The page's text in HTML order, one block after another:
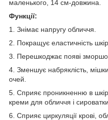
маленького, 14 см-довжина.
Функції:
1. Знімає напругу обличчя.
2. Покращує еластичність
3. Перешкоджає появі
4. Зменшує набряклість,
очей.
5. Сприяє проникненню в
креми для обличчя і
6. Сприяє циркуляції крові,